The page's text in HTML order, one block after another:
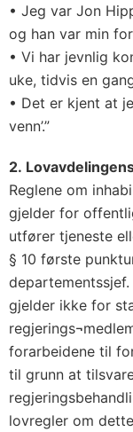
• Jeg var Jon
og han var min
• Vi har jevnlig
uke, tidvis en
• Det er kjent at
venn’.”
2.
Reglene om
gjelder for
utfører tjeneste
§ 10 første
gjelder ikke for
forarbeidene til
til grunn at
lovregler om